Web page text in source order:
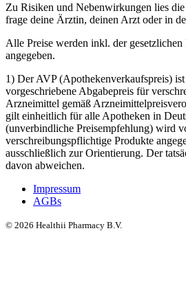
Zu Risiken und Nebenwirkungen lies
frage deine Ärztin, deinen Arzt oder in
Alle Preise werden inkl. der gesetzlichen
angegeben.
1) Der AVP (Apothekenverkaufspreis) ist
vorgeschriebene Abgabepreis für
Arzneimittel gemäß
gilt einheitlich für alle Apotheken in
(unverbindliche Preisempfehlung) wird
verschreibungspflichtige Produkte
ausschließlich zur Orientierung. Der
davon abweichen.
Impressum
AGBs
© 2026 Healthii Pharmacy B.V.